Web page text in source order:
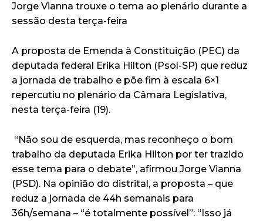
Jorge Vianna trouxe o tema ao plenário durante a
sessão desta terça-feira
A proposta de Emenda à Constituição (PEC) da
deputada federal Erika Hilton (Psol-SP) que reduz
a jornada de trabalho e põe fim à escala 6×1
repercutiu no plenário da Câmara Legislativa,
nesta terça-feira (19).
“Não sou de esquerda, mas reconheço o bom
trabalho da deputada Erika Hilton por ter trazido
esse tema para o debate”, afirmou Jorge Vianna
(PSD). Na opinião do distrital, a proposta – que
reduz a jornada de 44h semanais para
36h/semana – “é totalmente possível”: “Isso já